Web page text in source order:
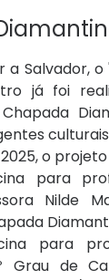
a Salvador,
já foi
o
para
Nilde
para
Grau de